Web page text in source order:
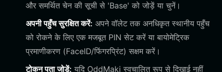
और समर्थित चेन की सूची से 'Base' को जोड़ें या चुनें।
अपनी पहुँच सुरक्षित करें: अपने वॉलेट तक अनधिकृत स्थानीय पहुँच
को रोकने के लिए एक मजबूत PIN सेट करें या बायोमेट्रिक
प्रमाणीकरण (FaceID/फिंगरप्रिंट) सक्षम करें।
टोकन पता जोड़ें: यदि OddMaki स्वचालित रूप से दिखाई नहीं